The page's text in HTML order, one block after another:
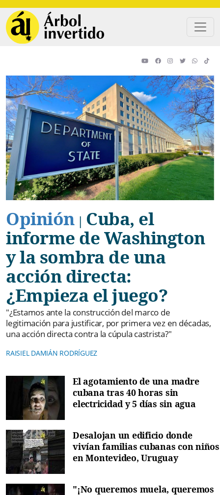
Opinión| Cuba, el
informe de Washington
y la sombra de una
acción directa:
¿Empieza el juego?
"¿Estamos ante la construcción del marco de
legitimación para justificar, por primera vez en décadas,
una acción directa contra la cúpula castrista?"
RAISIEL DAMIÁN RODRÍGUEZ
El agotamiento de una madre
cubana tras 40 horas sin
electricidad y 5 días sin agua
Desalojan un edificio donde
vivían familias cubanas con niños
en Montevideo, Uruguay
"¡No queremos muela, queremos